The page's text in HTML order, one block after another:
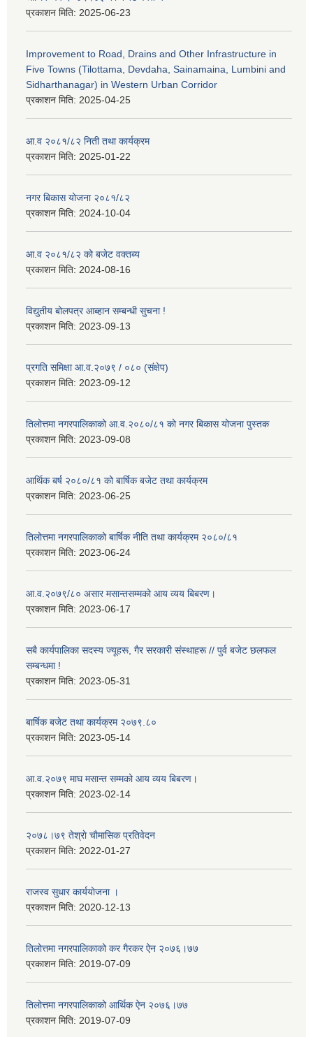
प्रकाशन मिति: 2025-06-23
Improvement to Road, Drains and Other Infrastructure in
Five Towns (Tilottama, Devdaha, Sainamaina, Lumbini and
Sidharthanagar) in Western Urban Corridor
प्रकाशन मिति: 2025-04-25
आ.व २०८१/८२ निती तथा कार्यक्रम
प्रकाशन मिति: 2025-01-22
नगर बिकास योजना २०८१/८२
प्रकाशन मिति: 2024-10-04
आ.व २०८१/८२ को बजेट वक्तब्य
प्रकाशन मिति: 2024-08-16
विद्युतीय बोलपत्र आब्हान सम्बन्धी सुचना !
प्रकाशन मिति: 2023-09-13
प्रगति समिक्षा आ.व.२०७९ / ०८० (संक्षेप)
प्रकाशन मिति: 2023-09-12
तिलोत्तमा नगरपालिकाको आ.व.२०८०/८१ को नगर बिकास योजना पुस्तक
प्रकाशन मिति: 2023-09-08
आर्थिक बर्ष २०८०/८१ को बार्षिक बजेट तथा कार्यक्रम
प्रकाशन मिति: 2023-06-25
तिलोत्तमा नगरपालिकाको बार्षिक नीति तथा कार्यक्रम २०८०/८१
प्रकाशन मिति: 2023-06-24
आ.व.२०७९/८० असार मसान्तसम्मको आय व्यय बिबरण।
प्रकाशन मिति: 2023-06-17
सबै कार्यपालिका सदस्य ज्यूहरू, गैर सरकारी संस्थाहरू // पुर्व बजेट छलफल
सम्बन्धमा !
प्रकाशन मिति: 2023-05-31
बार्षिक बजेट तथा कार्यक्रम २०७९.८०
प्रकाशन मिति: 2023-05-14
आ.व.२०७९ माघ मसान्त सम्मको आय व्यय बिबरण।
प्रकाशन मिति: 2023-02-14
२०७८।७९ तेश्राे चाैमासिक प्रतिवेदन
प्रकाशन मिति: 2022-01-27
राजस्व सुधार कार्ययाेजना ।
प्रकाशन मिति: 2020-12-13
तिलोत्तमा नगरपालिकाको कर गैरकर ऐन २०७६।७७
प्रकाशन मिति: 2019-07-09
तिलोत्तमा नगरपालिकाको आर्थिक ऐन २०७६।७७
प्रकाशन मिति: 2019-07-09